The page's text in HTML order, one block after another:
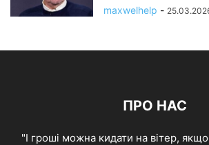
maxwelhelp -
ПРО НАС
"І гроші можна кидати на вітер, якщо